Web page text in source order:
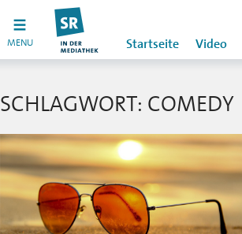
MENU Startseite Video
SCHLAGWORT: COMEDY